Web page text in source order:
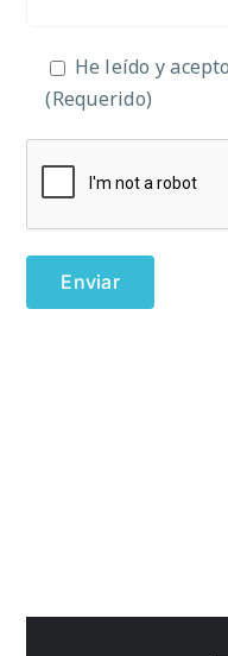
He leído y
(Requerido)